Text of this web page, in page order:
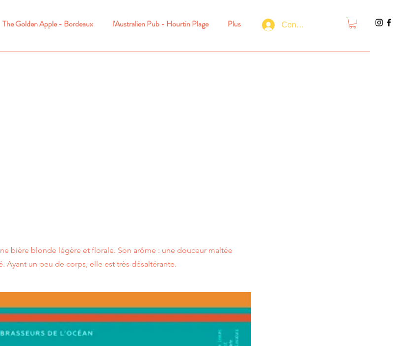
The Golden Apple - Bordeaux l'Australien Pub - Hourtin Plage Plus Connexion
bière blonde légère et florale. Son arôme : une douceur maltée
Ayant un peu de corps, elle est très désaltérante.